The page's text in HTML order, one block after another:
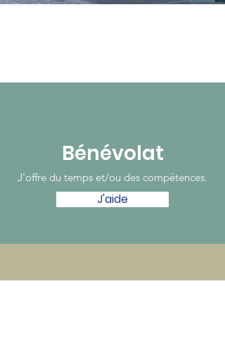
Bénévolat
J'offre du temps et/ou des compétences.
J'aide